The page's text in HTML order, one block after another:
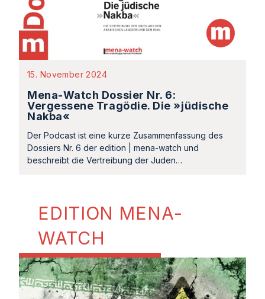
15. November 2024
Mena-Watch Dossier Nr. 6:
Vergessene Tragödie. Die »jüdische
Nakba«
Der Podcast ist eine kurze Zusammenfassung des
Dossiers Nr. 6 der edition | mena-watch und
beschreibt die Vertreibung der Juden…
EDITION MENA-
WATCH